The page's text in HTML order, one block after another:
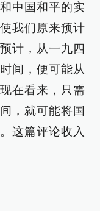
中国和平的实
我们原来预计
计，从一九四
间，便可能从
在看来，只需
，就可能将国
这篇评论收入